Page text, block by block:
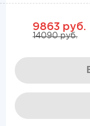
9863 руб.
14090 руб.